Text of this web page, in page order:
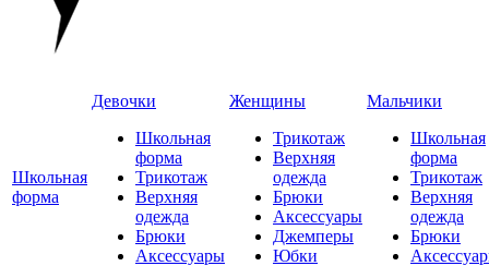
Школьная
форма
Девочки
Школьная
форма
Трикотаж
Верхняя
одежда
Брюки
Аксессуары
Женщины
Трикотаж
Верхняя
одежда
Брюки
Аксессуары
Джемперы
Юбки
Мальчики
Школьная
форма
Трикотаж
Верхняя
одежда
Брюки